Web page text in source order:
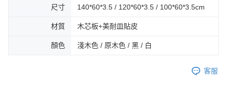
尺寸 140*60*3.5 / 120*60*3.5 / 100*60*3.5cm
材質 木芯板+美耐皿貼皮
顏色 淺木色 / 原木色 / 黑 / 白
客服